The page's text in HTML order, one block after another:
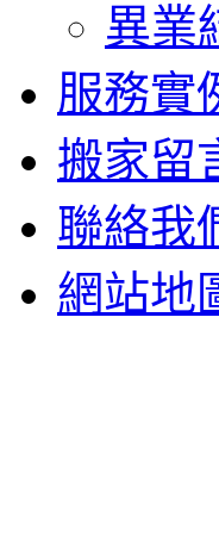
異業
服務實
搬家留
聯絡我
網站地